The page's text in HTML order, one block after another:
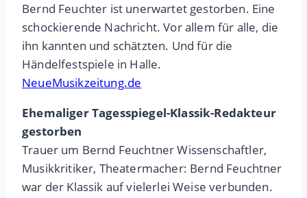
Bernd Feuchter ist unerwartet gestorben. Eine
schockierende Nachricht. Vor allem für alle, die
ihn kannten und schätzten. Und für die
Händelfestspiele in Halle.
NeueMusikzeitung.de
Ehemaliger Tagesspiegel-Klassik-Redakteur
gestorben
Trauer um Bernd Feuchtner Wissenschaftler,
Musikkritiker, Theatermacher: Bernd Feuchtner
war der Klassik auf vielerlei Weise verbunden.